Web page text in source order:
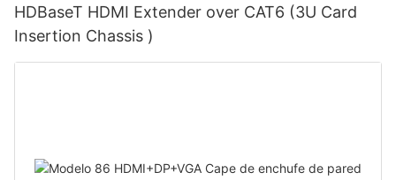
HDBaseT HDMI Extender over CAT6 (3U Card
Insertion Chassis )